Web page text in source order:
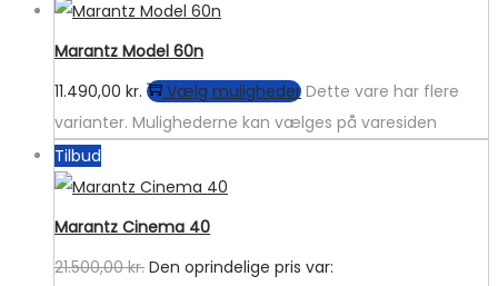
Marantz Model 60n
11.490,00 kr. Vælg muligheder Dette vare har flere
varianter. Mulighederne kan vælges på varesiden
Tilbud
Marantz Cinema 40
21.500,00kr. Den oprindelige pris var: